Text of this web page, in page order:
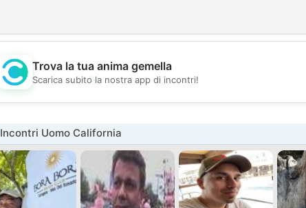
💖
💕
Trova la tua anima gemella
Scarica subito la nostra app di incontri!
Incontri Uomo California